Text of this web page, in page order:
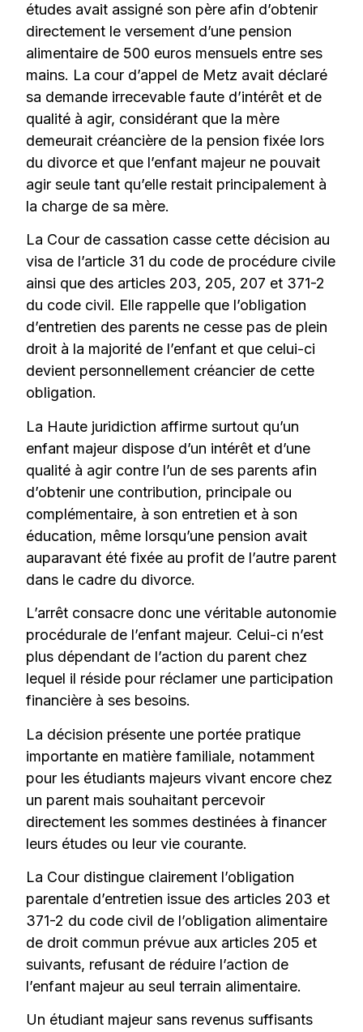
études avait assigné son père afin d’obtenir
directement le versement d’une pension
alimentaire de 500 euros mensuels entre ses
mains. La cour d’appel de Metz avait déclaré
sa demande irrecevable faute d’intérêt et de
qualité à agir, considérant que la mère
demeurait créancière de la pension fixée lors
du divorce et que l’enfant majeur ne pouvait
agir seule tant qu’elle restait principalement à
la charge de sa mère.
La Cour de cassation casse cette décision au
visa de l’article 31 du code de procédure civile
ainsi que des articles 203, 205, 207 et 371-2
du code civil. Elle rappelle que l’obligation
d’entretien des parents ne cesse pas de plein
droit à la majorité de l’enfant et que celui-ci
devient personnellement créancier de cette
obligation.
La Haute juridiction affirme surtout qu’un
enfant majeur dispose d’un intérêt et d’une
qualité à agir contre l’un de ses parents afin
d’obtenir une contribution, principale ou
complémentaire, à son entretien et à son
éducation, même lorsqu’une pension avait
auparavant été fixée au profit de l’autre parent
dans le cadre du divorce.
L’arrêt consacre donc une véritable autonomie
procédurale de l’enfant majeur. Celui-ci n’est
plus dépendant de l’action du parent chez
lequel il réside pour réclamer une participation
financière à ses besoins.
La décision présente une portée pratique
importante en matière familiale, notamment
pour les étudiants majeurs vivant encore chez
un parent mais souhaitant percevoir
directement les sommes destinées à financer
leurs études ou leur vie courante.
La Cour distingue clairement l’obligation
parentale d’entretien issue des articles 203 et
371-2 du code civil de l’obligation alimentaire
de droit commun prévue aux articles 205 et
suivants, refusant de réduire l’action de
l’enfant majeur au seul terrain alimentaire.
Un étudiant majeur sans revenus suffisants